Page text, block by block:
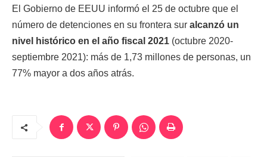
El Gobierno de EEUU informó el 25 de octubre que el
número de detenciones en su frontera sur alcanzó un
nivel histórico en el año fiscal 2021 (octubre 2020-
septiembre 2021): más de 1,73 millones de personas, un
77% mayor a dos años atrás.